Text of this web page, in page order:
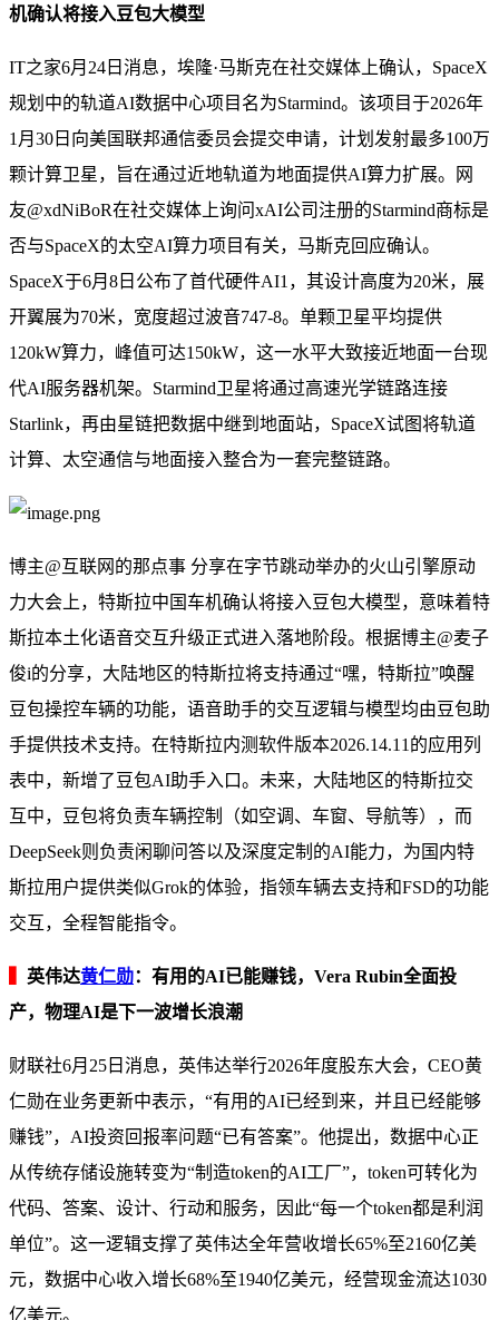
机确认将接入豆包大模型
IT之家6月24日消息，埃隆·马斯克在社交媒体上确认，SpaceX
规划中的轨道AI数据中心项目名为Starmind。该项目于2026年
1月30日向美国联邦通信委员会提交申请，计划发射最多100万
颗计算卫星，旨在通过近地轨道为地面提供AI算力扩展。网
友@xdNiBoR在社交媒体上询问xAI公司注册的Starmind商标是
否与SpaceX的太空AI算力项目有关，马斯克回应确认。
SpaceX于6月8日公布了首代硬件AI1，其设计高度为20米，展
开翼展为70米，宽度超过波音747-8。单颗卫星平均提供
120kW算力，峰值可达150kW，这一水平大致接近地面一台现
代AI服务器机架。Starmind卫星将通过高速光学链路连接
Starlink，再由星链把数据中继到地面站，SpaceX试图将轨道
计算、太空通信与地面接入整合为一套完整链路。
博主@互联网的那点事 分享在字节跳动举办的火山引擎原动
力大会上，特斯拉中国车机确认将接入豆包大模型，意味着特
斯拉本土化语音交互升级正式进入落地阶段。根据博主@麦子
俊i的分享，大陆地区的特斯拉将支持通过“嘿，特斯拉”唤醒
豆包操控车辆的功能，语音助手的交互逻辑与模型均由豆包助
手提供技术支持。在特斯拉内测软件版本2026.14.11的应用列
表中，新增了豆包AI助手入口。未来，大陆地区的特斯拉交
互中，豆包将负责车辆控制（如空调、车窗、导航等），而
DeepSeek则负责闲聊问答以及深度定制的AI能力，为国内特
斯拉用户提供类似Grok的体验，指领车辆去支持和FSD的功能
交互，全程智能指令。
英伟达黄仁勋：有用的AI已能赚钱，Vera Rubin全面投
产，物理AI是下一波增长浪潮
财联社6月25日消息，英伟达举行2026年度股东大会，CEO黄
仁勋在业务更新中表示，“有用的AI已经到来，并且已经能够
赚钱”，AI投资回报率问题“已有答案”。他提出，数据中心正
从传统存储设施转变为“制造token的AI工厂”，token可转化为
代码、答案、设计、行动和服务，因此“每一个token都是利润
单位”。这一逻辑支撑了英伟达全年营收增长65%至2160亿美
元，数据中心收入增长68%至1940亿美元，经营现金流达1030
亿美元。